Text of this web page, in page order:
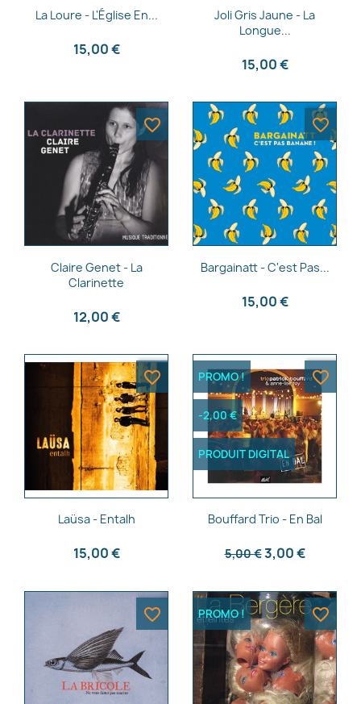
Aperçu rapide
La Loure - L'Église En...
15,00 €
Aperçu rapide
Joli Gris Jaune - La
Longue...
15,00 €
Aperçu rapide
Claire Genet - La
Clarinette
12,00 €
favorite_border
Aperçu rapide
Bargainatt - C'est Pas...
15,00 €
favorite_border
 Aperçu rapide
Laüsa - Entalh
15,00 €
favorite_border
Aperçu rapide
Bouffard Trio - En Bal
5,00 €3,00 €
PROMO !
-2,00 €
PRODUIT DIGITAL
favorite_border
favorite_border PROMO ! favorite_border